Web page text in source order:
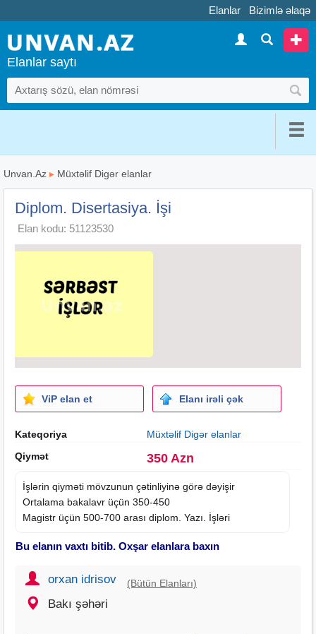
Elanlar Bizimlə əlaqə
Elanlar saytı
Unvan.Az ▸ Müxtəlif Digər elanlar
Diplom. Disertasiya. İşi
Elan kodu: 51123530
ViP elan et Elanı irəli çək
Kateqoriya
Müxtəlif Digər elanlar
Qiymət
350 Azn
İşlərin qiyməti mövzunun çətinliyinə görə dəyişir
Ortalama bakalavr üçün 350-450
Magistr üçün 500-700 arası diplom. Yazı. İşləri
Bu elanın vaxtı bitib. Oxşar elanlara baxın
orxan idrisov (Bütün Elanları)
Bakı şəhəri